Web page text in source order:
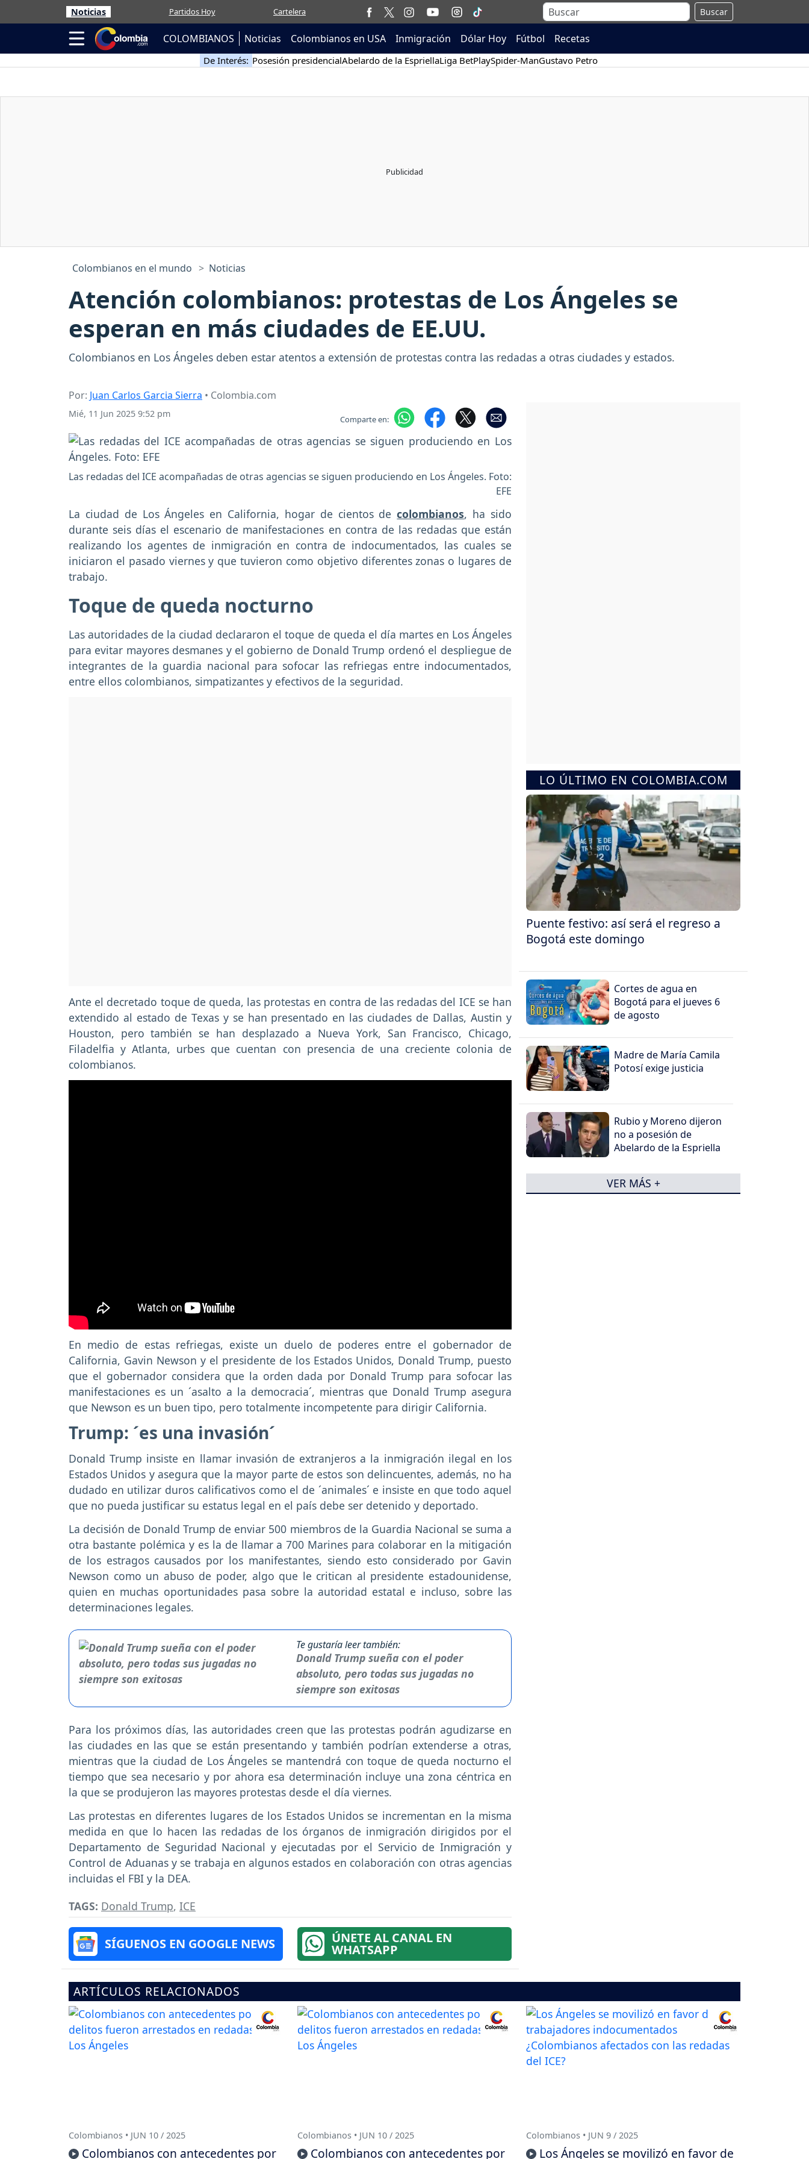
Noticias Partidos Hoy Cartelera Buscar
COLOMBIANOS Noticias Colombianos en USA Inmigración Dólar Hoy Fútbol Recetas
De Interés: Posesión presidencialAbelardo de la EspriellaLiga BetPlaySpider-ManGustavo Petro
Colombianos en el mundo Noticias
Atención colombianos: protestas de Los Ángeles se
esperan en más ciudades de EE.UU.
Colombianos en Los Ángeles deben estar atentos a extensión de protestas contra las redadas a otras ciudades y estados.
Por: Juan Carlos Garcia Sierra • Colombia.com
Mié, 11 Jun 2025 9:52 pm Comparte en:
Las redadas del ICE acompañadas de otras agencias se siguen produciendo en Los Ángeles. Foto:
EFE
La ciudad de Los Ángeles en California, hogar de cientos decolombianos, ha sido
durante seis días el escenario de manifestaciones en contra de las redadas que están
realizando los agentes de inmigración en contra de indocumentados, las cuales se
iniciaron el pasado viernes y que tuvieron como objetivo diferentes zonas o lugares de
trabajo.
Toque de queda nocturno
Las autoridades de la ciudad declararon el toque de queda el día martes en Los Ángeles
para evitar mayores desmanes y el gobierno de Donald Trump ordenó el despliegue de
integrantes de la guardia nacional para sofocar las refriegas entre indocumentados,
entre ellos colombianos, simpatizantes y efectivos de la seguridad.
Ante el decretado toque de queda, las protestas en contra de las redadas del ICE se han
extendido al estado de Texas y se han presentado en las ciudades de Dallas, Austin y
Houston, pero también se han desplazado a Nueva York, San Francisco, Chicago,
Filadelfia y Atlanta, urbes que cuentan con presencia de una creciente colonia de
colombianos.
En medio de estas refriegas, existe un duelo de poderes entre el gobernador de
California, Gavin Newson y el presidente de los Estados Unidos, Donald Trump, puesto
que el gobernador considera que la orden dada por Donald Trump para sofocar las
manifestaciones es un ´asalto a la democracia´, mientras que Donald Trump asegura
que Newson es un buen tipo, pero totalmente incompetente para dirigir California.
Trump: ´es una invasión´
Donald Trump insiste en llamar invasión de extranjeros a la inmigración ilegal en los
Estados Unidos y asegura que la mayor parte de estos son delincuentes, además, no ha
dudado en utilizar duros calificativos como el de ´animales´ e insiste en que todo aquel
que no pueda justificar su estatus legal en el país debe ser detenido y deportado.
La decisión de Donald Trump de enviar 500 miembros de la Guardia Nacional se suma a
otra bastante polémica y es la de llamar a 700 Marines para colaborar en la mitigación
de los estragos causados por los manifestantes, siendo esto considerado por Gavin
Newson como un abuso de poder, algo que le critican al presidente estadounidense,
quien en muchas oportunidades pasa sobre la autoridad estatal e incluso, sobre las
determinaciones legales.
Te gustaría leer también:
Donald Trump sueña con el poder
absoluto, pero todas sus jugadas no
siempre son exitosas
Para los próximos días, las autoridades creen que las protestas podrán agudizarse en
las ciudades en las que se están presentando y también podrían extenderse a otras,
mientras que la ciudad de Los Ángeles se mantendrá con toque de queda nocturno el
tiempo que sea necesario y por ahora esa determinación incluye una zona céntrica en
la que se produjeron las mayores protestas desde el día viernes.
Las protestas en diferentes lugares de los Estados Unidos se incrementan en la misma
medida en que lo hacen las redadas de los órganos de inmigración dirigidos por el
Departamento de Seguridad Nacional y ejecutadas por el Servicio de Inmigración y
Control de Aduanas y se trabaja en algunos estados en colaboración con otras agencias
incluidas el FBI y la DEA.
TAGS: Donald Trump, ICE
SÍGUENOS EN GOOGLE NEWS ÚNETE AL CANAL EN
WHATSAPP
LO ÚLTIMO EN COLOMBIA.COM
Puente festivo: así será el regreso a
Bogotá este domingo
Cortes de agua en
Bogotá para el jueves 6
de agosto
Madre de María Camila
Potosí exige justicia
Rubio y Moreno dijeron
no a posesión de
Abelardo de la Espriella
VER MÁS +
ARTÍCULOS RELACIONADOS
Colombianos • JUN 10 / 2025
Colombianos con antecedentes por
Colombianos • JUN 10 / 2025
Colombianos con antecedentes por
Colombianos • JUN 9 / 2025
Los Ángeles se movilizó en favor de